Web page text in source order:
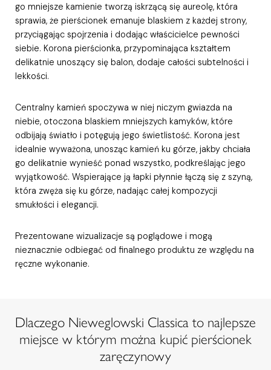
go mniejsze kamienie tworzą iskrzącą się aureolę, która
sprawia, że pierścionek emanuje blaskiem z każdej strony,
przyciągając spojrzenia i dodając właścicielce pewności
siebie. Korona pierścionka, przypominająca kształtem
delikatnie unoszący się balon, dodaje całości subtelności i
lekkości.
Centralny kamień spoczywa w niej niczym gwiazda na
niebie, otoczona blaskiem mniejszych kamyków, które
odbijają światło i potęgują jego świetlistość. Korona jest
idealnie wyważona, unosząc kamień ku górze, jakby chciała
go delikatnie wynieść ponad wszystko, podkreślając jego
wyjątkowość. Wspierające ją łapki płynnie łączą się z szyną,
która zwęża się ku górze, nadając całej kompozycji
smukłości i elegancji.
Prezentowane wizualizacje są poglądowe i mogą
nieznacznie odbiegać od finalnego produktu ze względu na
ręczne wykonanie.
Dlaczego Nieweglowski Classica to najlepsze
miejsce w którym można kupić pierścionek
zaręczynowy